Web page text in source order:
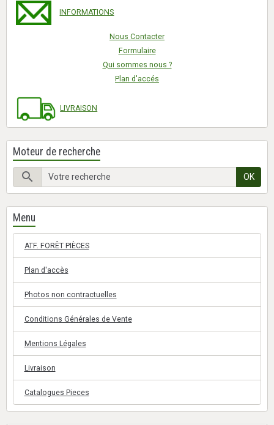
INFORMATIONS
Nous Contacter
Formulaire
Qui sommes nous ?
Plan d'accés
LIVRAISON
Moteur de recherche
OK
Menu
ATF. FORÊT PIÈCES
Plan d'accès
Photos non contractuelles
Conditions Générales de Vente
Mentions Légales
Livraison
Catalogues Pieces